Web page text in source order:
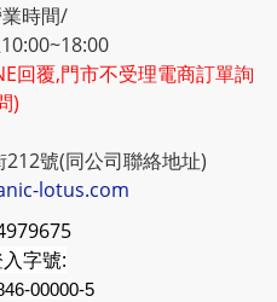
時間/
回覆,門市不受理電商訂單詢
)
號(同公司聯絡地址)
lotus.com
字號:
00000-5